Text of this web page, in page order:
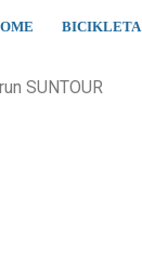
BICIKLETA
SUNTOUR